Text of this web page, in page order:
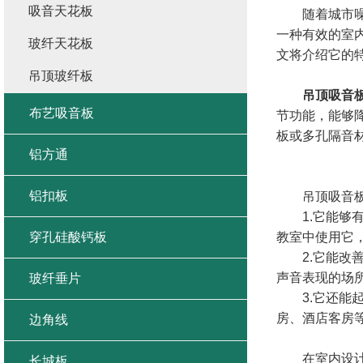
随着城市噪
一种有效的室
文将介绍它的
吊顶吸音
节功能，能够
板或多孔隔音
吊顶吸音板
1.它能够有
教室中使用它
2.它能改善
声音表现的场
3.它还能起
房、酒店客房
在室内设计
吸音天花板
玻纤天花板
吊顶玻纤板
布艺吸音板
铝方通
铝扣板
穿孔硅酸钙板
玻纤垂片
边角线